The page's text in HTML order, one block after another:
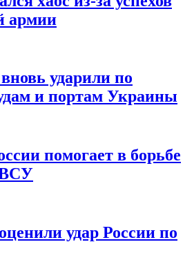
армии
ударили по
и портам Украины
помогает в борьбе
ВСУ
удар России по